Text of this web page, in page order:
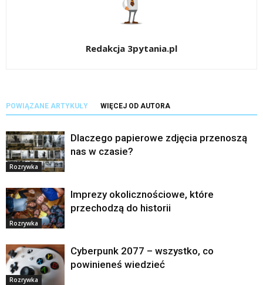
Redakcja 3pytania.pl
POWIĄZANE ARTYKUŁY WIĘCEJ OD AUTORA
Rozrywka
Dlaczego papierowe zdjęcia przenoszą
nas w czasie?
Rozrywka
Imprezy okolicznościowe, które
przechodzą do historii
Rozrywka
Cyberpunk 2077 – wszystko, co
powinieneś wiedzieć